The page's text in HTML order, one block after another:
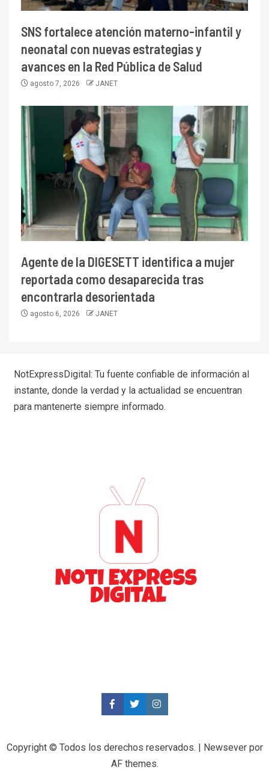
SNS fortalece atención materno-infantil y
neonatal con nuevas estrategias y
avances en la Red Pública de Salud
agosto 7, 2026 JANET
Agente de la DIGESETT identifica a mujer
reportada como desaparecida tras
encontrarla desorientada
agosto 6, 2026 JANET
NotExpressDigital: Tu fuente confiable de información al
instante, donde la verdad y la actualidad se encuentran
para mantenerte siempre informado.
Copyright © Todos los derechos reservados. | Newseverpor
AF themes.